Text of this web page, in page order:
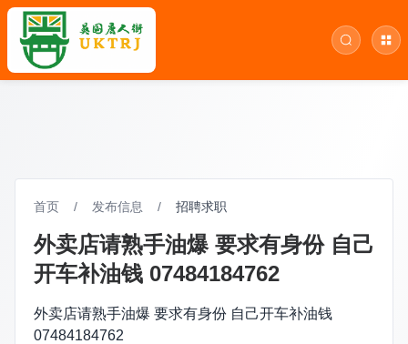
首页 / 发布信息 / 招聘求职
外卖店请熟手油爆 要求有身份 自己
开车补油钱 07484184762
外卖店请熟手油爆 要求有身份 自己开车补油钱
07484184762